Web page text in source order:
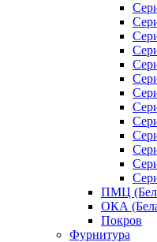
ПМЦ
ОКА
Покров
Фурнитура